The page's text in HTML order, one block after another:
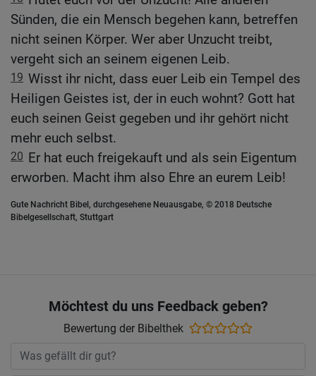
Sünden, die ein Mensch begehen kann, betreffen
nicht seinen Körper. Wer aber Unzucht treibt,
vergeht sich an seinem eigenen Leib.
19 Wisst ihr nicht, dass euer Leib ein Tempel des
Heiligen Geistes ist, der in euch wohnt? Gott hat
euch seinen Geist gegeben und ihr gehört nicht
mehr euch selbst.
20 Er hat euch freigekauft und als sein Eigentum
erworben. Macht ihm also Ehre an eurem Leib!
Gute Nachricht Bibel, durchgesehene Neuausgabe, © 2018 Deutsche
Bibelgesellschaft, Stuttgart
Möchtest du uns Feedback geben?
Bewertung der Bibelthek